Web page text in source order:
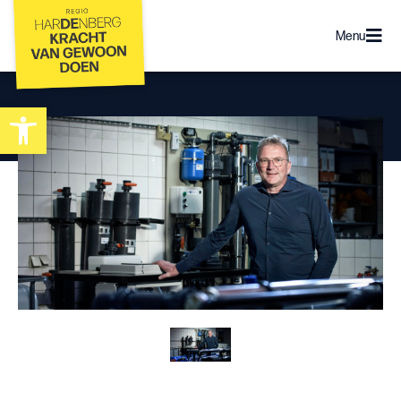
Toolbar openen
Menu